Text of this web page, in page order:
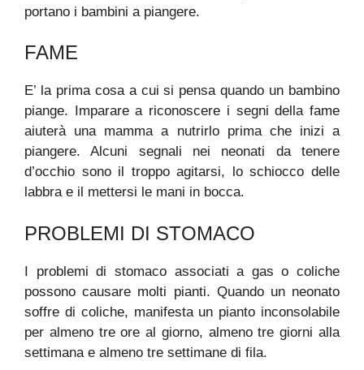
portano i bambini a piangere.
FAME
E’ la prima cosa a cui si pensa quando un bambino
piange. Imparare a riconoscere i segni della fame
aiuterà una mamma a nutrirlo prima che inizi a
piangere. Alcuni segnali nei neonati da tenere
d’occhio sono il troppo agitarsi, lo schiocco delle
labbra e il mettersi le mani in bocca.
PROBLEMI DI STOMACO
I problemi di stomaco associati a gas o coliche
possono causare molti pianti. Quando un neonato
soffre di coliche, manifesta un pianto inconsolabile
per almeno tre ore al giorno, almeno tre giorni alla
settimana e almeno tre settimane di fila.